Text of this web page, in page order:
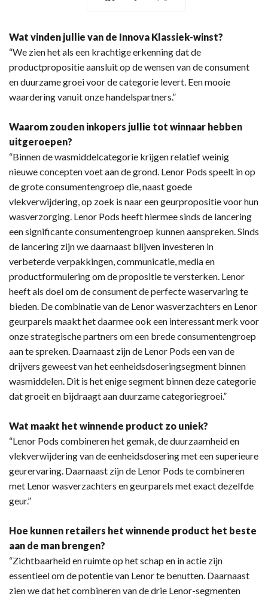
Wat vinden jullie van de Innova Klassiek-winst?
“We zien het als een krachtige erkenning dat de
productpropositie aansluit op de wensen van de consument
en duurzame groei voor de categorie levert. Een mooie
waardering vanuit onze handelspartners.”
Waarom zouden inkopers jullie tot winnaar hebben
uitgeroepen?
“Binnen de wasmiddelcategorie krijgen relatief weinig
nieuwe concepten voet aan de grond. Lenor Pods speelt in op
de grote consumentengroep die, naast goede
vlekverwijdering, op zoek is naar een geurpropositie voor hun
wasverzorging. Lenor Pods heeft hiermee sinds de lancering
een significante consumentengroep kunnen aanspreken. Sinds
de lancering zijn we daarnaast blijven investeren in
verbeterde verpakkingen, communicatie, media en
productformulering om de propositie te versterken. Lenor
heeft als doel om de consument de perfecte waservaring te
bieden. De combinatie van de Lenor wasverzachters en Lenor
geurparels maakt het daarmee ook een interessant merk voor
onze strategische partners om een brede consumentengroep
aan te spreken. Daarnaast zijn de Lenor Pods een van de
drijvers geweest van het eenheidsdoseringsegment binnen
wasmiddelen. Dit is het enige segment binnen deze categorie
dat groeit en bijdraagt aan duurzame categoriegroei.”
Wat maakt het winnende product zo uniek?
“Lenor Pods combineren het gemak, de duurzaamheid en
vlekverwijdering van de eenheidsdosering met een superieure
geurervaring. Daarnaast zijn de Lenor Pods te combineren
met Lenor wasverzachters en geurparels met exact dezelfde
geur.”
Hoe kunnen retailers het winnende product het beste
aan de man brengen?
“Zichtbaarheid en ruimte op het schap en in actie zijn
essentieel om de potentie van Lenor te benutten. Daarnaast
zien we dat het combineren van de drie Lenor-segmenten